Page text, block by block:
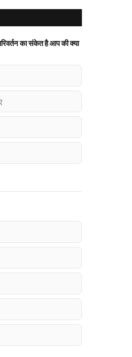
का संकेत है आप की क्या